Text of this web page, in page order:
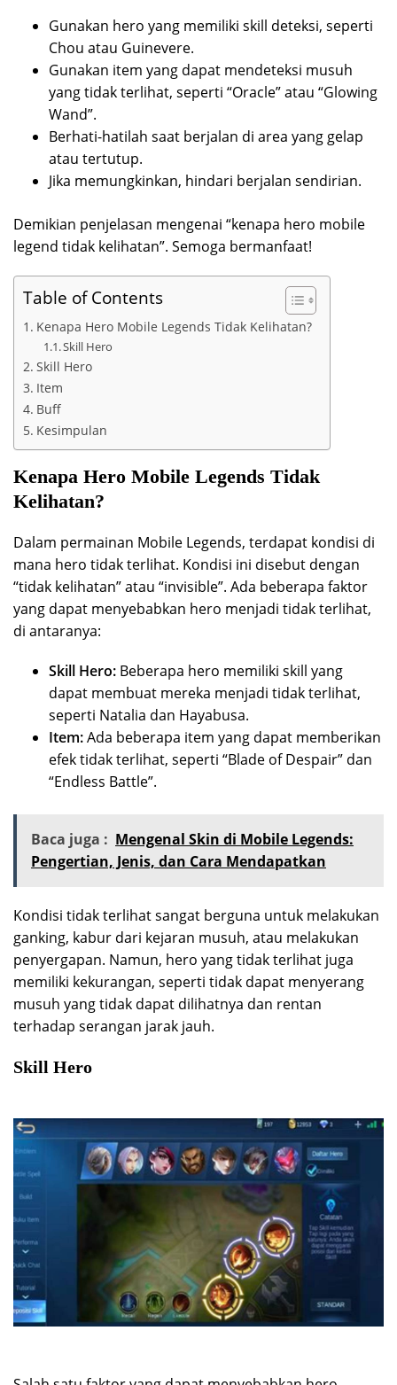
Gunakan hero yang memiliki skill deteksi, seperti
Chou atau Guinevere.
Gunakan item yang dapat mendeteksi musuh
yang tidak terlihat, seperti “Oracle” atau “Glowing
Wand”.
Berhati-hatilah saat berjalan di area yang gelap
atau tertutup.
Jika memungkinkan, hindari berjalan sendirian.
Demikian penjelasan mengenai “kenapa hero mobile
legend tidak kelihatan”. Semoga bermanfaat!
Table of Contents
Kenapa Hero Mobile Legends Tidak Kelihatan?
Skill Hero
Skill Hero
Item
Buff
Kesimpulan
Kenapa Hero Mobile Legends Tidak
Kelihatan?
Dalam permainan Mobile Legends, terdapat kondisi di
mana hero tidak terlihat. Kondisi ini disebut dengan
“tidak kelihatan” atau “invisible”. Ada beberapa faktor
yang dapat menyebabkan hero menjadi tidak terlihat,
di antaranya:
Skill Hero: Beberapa hero memiliki skill yang
dapat membuat mereka menjadi tidak terlihat,
seperti Natalia dan Hayabusa.
Item:Ada beberapa item yang dapat memberikan
efek tidak terlihat, seperti “Blade of Despair” dan
“Endless Battle”.
Baca juga : Mengenal Skin di Mobile Legends:
Pengertian, Jenis, dan Cara Mendapatkan
Kondisi tidak terlihat sangat berguna untuk melakukan
ganking, kabur dari kejaran musuh, atau melakukan
penyergapan. Namun, hero yang tidak terlihat juga
memiliki kekurangan, seperti tidak dapat menyerang
musuh yang tidak dapat dilihatnya dan rentan
terhadap serangan jarak jauh.
Skill Hero